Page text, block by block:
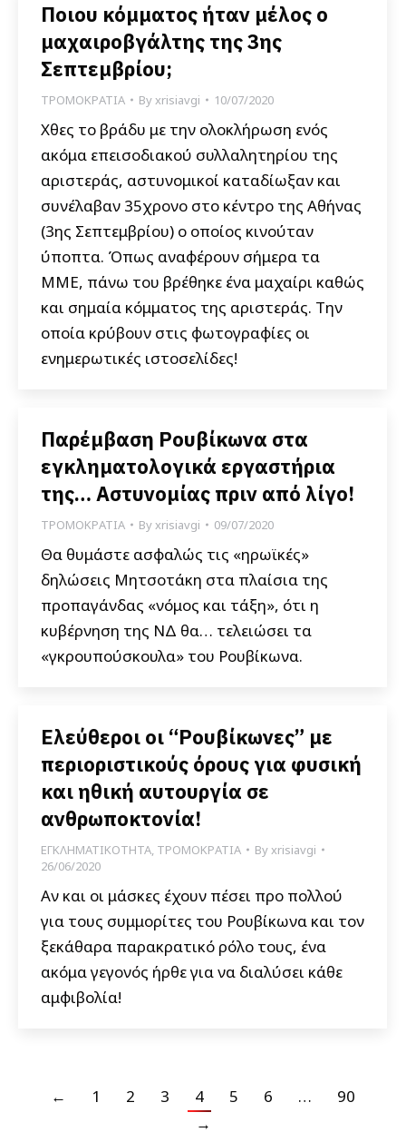
Ποιου κόμματος ήταν μέλος ο
μαχαιροβγάλτης της 3ης
Σεπτεμβρίου;
ΤΡΟΜΟΚΡΑΤΙΑ Byxrisiavgi 10/07/2020
Χθες το βράδυ με την ολοκλήρωση ενός
ακόμα επεισοδιακού συλλαλητηρίου της
αριστεράς, αστυνομικοί καταδίωξαν και
συνέλαβαν 35χρονο στο κέντρο της Αθήνας
(3ης Σεπτεμβρίου) ο οποίος κινούταν
ύποπτα. Όπως αναφέρουν σήμερα τα
ΜΜΕ, πάνω του βρέθηκε ένα μαχαίρι καθώς
και σημαία κόμματος της αριστεράς. Την
οποία κρύβουν στις φωτογραφίες οι
ενημερωτικές ιστοσελίδες!
Παρέμβαση Ρουβίκωνα στα
εγκληματολογικά εργαστήρια
της… Αστυνομίας πριν από λίγο!
ΤΡΟΜΟΚΡΑΤΙΑ Byxrisiavgi 09/07/2020
Θα θυμάστε ασφαλώς τις «ηρωϊκές»
δηλώσεις Μητσοτάκη στα πλαίσια της
προπαγάνδας «νόμος και τάξη», ότι η
κυβέρνηση της ΝΔ θα… τελειώσει τα
«γκρουπούσκουλα» του Ρουβίκωνα.
Ελεύθεροι οι “Ρουβίκωνες” με
περιοριστικούς όρους για φυσική
και ηθική αυτουργία σε
ανθρωποκτονία!
ΕΓΚΛΗΜΑΤΙΚΟΤΗΤΑ, ΤΡΟΜΟΚΡΑΤΙΑ Byxrisiavgi
26/06/2020
Αν και οι μάσκες έχουν πέσει προ πολλού
για τους συμμορίτες του Ρουβίκωνα και τον
ξεκάθαρα παρακρατικό ρόλο τους, ένα
ακόμα γεγονός ήρθε για να διαλύσει κάθε
αμφιβολία!
← 1 2 3 4 5 6 …
90
→